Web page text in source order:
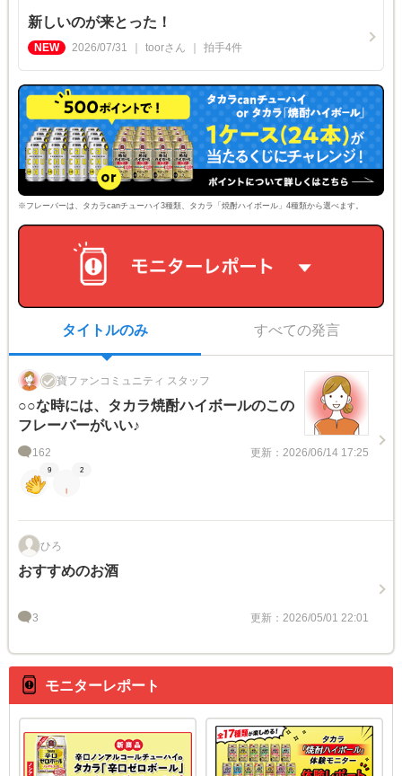
新しいのが来とった！
2026/07/31 toorさん 拍手4件
※フレーバーは、タカラcanチューハイ3種類、タカラ「焼酎ハイボール」4種類から選べます。
タイトルのみ すべての発言
寶ファンコミュニティ スタッフ
○○な時には、タカラ焼酎ハイボールのこの
フレーバーがいい♪
162 更新：2026/06/14 17:25
9 2
ひろ
おすすめのお酒
3 更新：2026/05/01 22:01
モニターレポート